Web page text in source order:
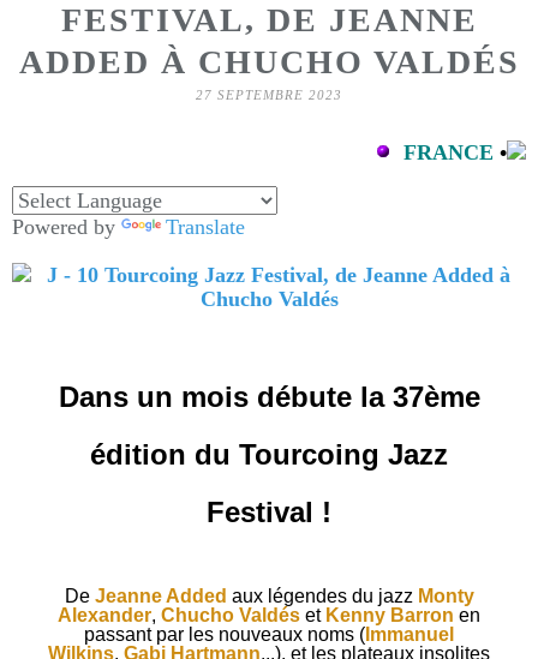
FESTIVAL, DE JEANNE
ADDED À CHUCHO VALDÉS
27 SEPTEMBRE 2023
FRANCE •
Powered by Translate
Dans un mois débute la 37ème
édition du Tourcoing Jazz
Festival !
De Jeanne Added aux légendes du jazz Monty
Alexander, Chucho Valdés et Kenny Barron en
passant par les nouveaux noms ( Immanuel
Wilkins, Gabi Hartmann...), et les plateaux insolites